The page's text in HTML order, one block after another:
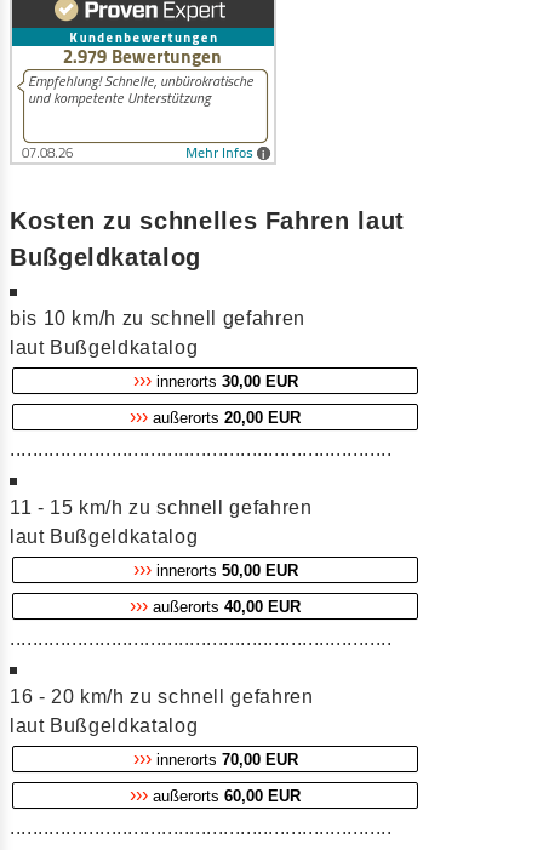
Kosten zu schnelles Fahren laut
Bußgeldkatalog
bis 10 km/h zu schnell gefahren
laut Bußgeldkatalog
›››innerorts 30,00 EUR
››› außerorts 20,00 EUR
....................................................................
11 - 15 km/h zu schnell gefahren
laut Bußgeldkatalog
›››innerorts 50,00 EUR
››› außerorts 40,00 EUR
....................................................................
16 - 20 km/h zu schnell gefahren
laut Bußgeldkatalog
›››innerorts 70,00 EUR
››› außerorts 60,00 EUR
....................................................................